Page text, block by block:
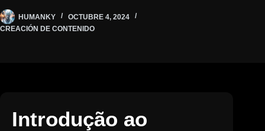
HUMANKY
OCTUBRE 4, 2024
CREACIÓN DE CONTENIDO
Introdução ao